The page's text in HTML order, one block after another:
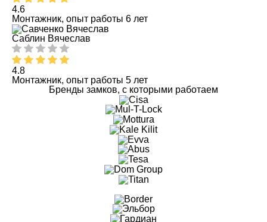
4.6
Монтажник, опыт работы 6 лет
Саблин Вячеслав
4.8
Монтажник, опыт работы 5 лет
Бренды замков, с которыми работаем